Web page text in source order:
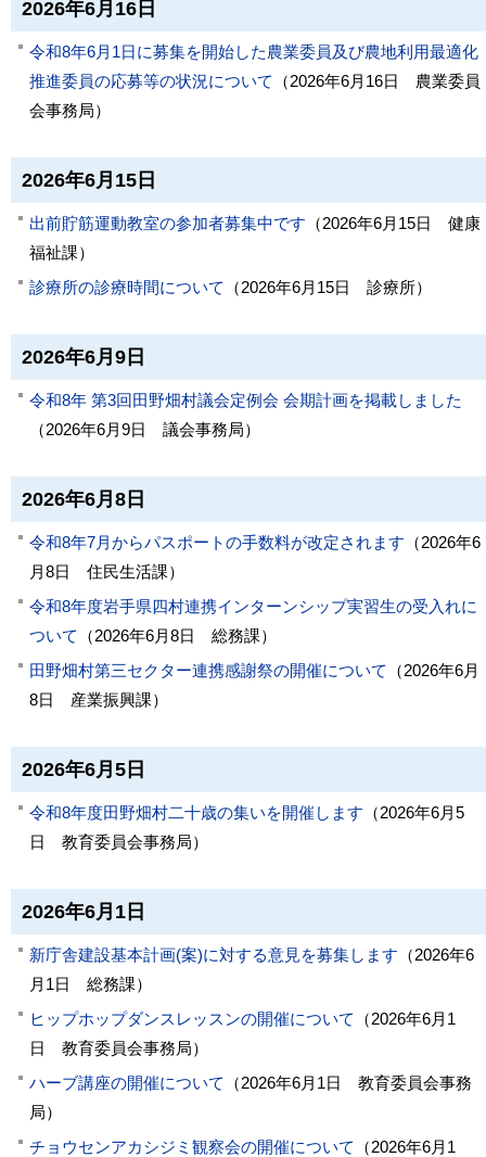
2026年6月16日
令和8年6月1日に募集を開始した農業委員及び農地利用最適化
推進委員の応募等の状況について
（2026年6月16日
農業委員
会事務局）
2026年6月15日
出前貯筋運動教室の参加者募集中です （2026年6月15日
健康
福祉課）
診療所の診療時間について
（2026年6月15日 診療所）
2026年6月9日
令和8年 第3回田野畑村議会定例会 会期計画を掲載しました
（2026年6月9日 議会事務局）
2026年6月8日
令和8年7月からパスポートの手数料が改定されます （2026年6
月8日
住民生活課）
令和8年度岩手県四村連携インターンシップ実習生の受入れに
ついて
（2026年6月8日 総務課）
田野畑村第三セクター連携感謝祭の開催について
（2026年6月
8日
産業振興課）
2026年6月5日
令和8年度田野畑村二十歳の集いを開催します （2026年6月5
日
教育委員会事務局）
2026年6月1日
新庁舎建設基本計画(案)に対する意見を募集します （2026年6
月1日
総務課）
ヒップホップダンスレッスンの開催について
（2026年6月1
日
教育委員会事務局）
ハーブ講座の開催について
（2026年6月1日
教育委員会事務
局）
チョウセンアカシジミ観察会の開催について
（2026年6月1